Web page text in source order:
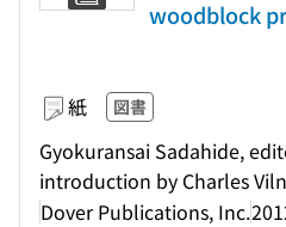
woodblock
紙 図書
Gyokuransai Sadahide,
introduction by Charles
Dover Publications, Inc.